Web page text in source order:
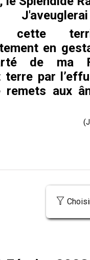
cette
en
de ma
par
remets aux